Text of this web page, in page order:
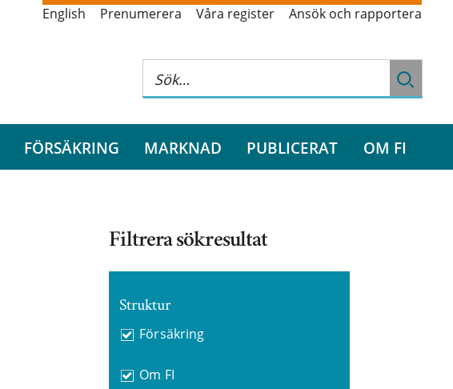
English Prenumerera Våra register Ansök och rapportera
FÖRSÄKRING MARKNAD PUBLICERAT OM FI
Filtrera sökresultat
Struktur
Försäkring
Om FI